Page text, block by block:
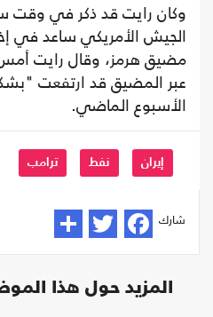
وكان رايت قد ذكر في وقت
الجيش الأمريكي ساعد في
مضيق هرمز، وقال رايت أمس
عبر المضيق قد ارتفعت
الأسبوع الماضي.
إيران نفط ترامب
شارك
المزيد حول هذا